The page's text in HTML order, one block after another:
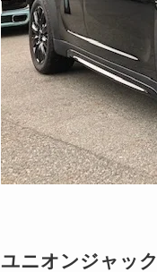
ユニオンジャッ